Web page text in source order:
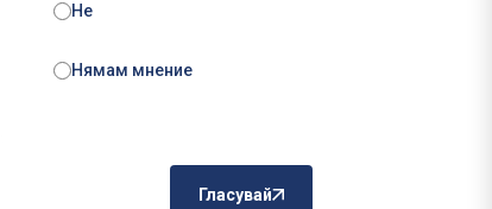
Не
Нямам мнение
Гласувай